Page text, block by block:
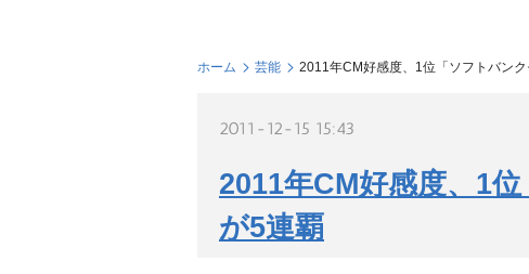
ホーム 芸能 2011年CM好感度、1位「ソフトバン
2011-12-15 15:43
2011年CM好感度、1
が5連覇